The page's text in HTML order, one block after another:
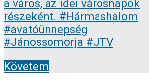
Követem